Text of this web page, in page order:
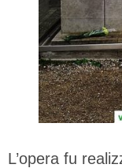
L’opera fu